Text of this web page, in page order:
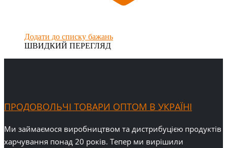
Додати до списку бажань
ШВИДКИЙ ПЕРЕГЛЯД
ПРОДОВОЛЬЧІ ТОВАРИ ОПТОМ В УКРАЇНІ
Ми займаємося виробництвом та дистрибуцією продуктів
харчування понад 20 років. Тепер ми вирішили